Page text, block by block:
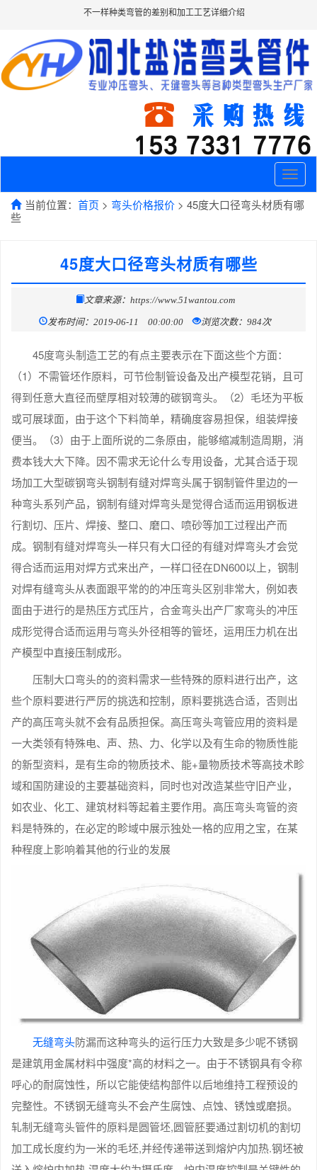
不一样种类弯管的差别和加工工艺详细介绍
Toggle
当前位置： 首页 > 弯头价格报价 > 45度大口径弯头材质有哪
些
45度大口径弯头材质有哪些
文章来源：https://www.51wantou.com
发布时间：2019-06-11 00:00:00 浏览次数：984次
45度弯头制造工艺的有点主要表示在下面这些个方面：
（1）不需管坯作原料，可节俭制管设备及出产模型花销，且可
得到任意大直径而壁厚相对较薄的碳钢弯头。（2）毛坯为平板
或可展球面，由于这个下料简单，精确度容易担保，组装焊接
便当。（3）由于上面所说的二条原由，能够缩减制造周期，消
费本钱大大下降。因不需求无论什么专用设备，尤其合适于现
场加工大型碳钢弯头钢制有缝对焊弯头属于钢制管件里边的一
种弯头系列产品，钢制有缝对焊弯头是觉得合适而运用钢板进
行割切、压片、焊接、整口、磨口、喷砂等加工过程出产而
成。钢制有缝对焊弯头一样只有大口径的有缝对焊弯头才会觉
得合适而运用对焊方式来出产，一样口径在DN600以上，钢制
对焊有缝弯头从表面跟平常的的冲压弯头区别非常大，例如表
面由于进行的是热压方式压片，合金弯头出产厂家弯头的冲压
成形觉得合适而运用与弯头外径相等的管坯，运用压力机在出
产模型中直接压制成形。
压制大口弯头的的资料需求一些特殊的原料进行出产，这
些个原料要进行严厉的挑选和控制，原料要挑选合适，否则出
产的高压弯头就不会有品质担保。高压弯头弯管应用的资料是
一大类领有特殊电、声、热、力、化学以及有生命的物质性能
的新型资料，是有生命的物质技术、能+量物质技术等高技术畛
域和国防建设的主要基础资料，同时也对改造某些守旧产业，
如农业、化工、建筑材料等起着主要作用。高压弯头弯管的资
料是特殊的，在必定的畛域中展示独处一格的应用之宝，在某
种程度上影响着其他的行业的发展
无缝弯头防漏而这种弯头的运行压力大致是多少呢不锈钢
是建筑用金属材料中强度*高的材料之一。由于不锈钢具有令称
呼心的耐腐蚀性，所以它能使结构部件以后地维持工程预设的
完整性。不锈钢无缝弯头不会产生腐蚀、点蚀、锈蚀或磨损。
轧制无缝弯头管件的原料是圆管坯,圆管胚要通过割切机的割切
加工成长度约为一米的毛坯,并经传递带送到熔炉内加热.钢坯被